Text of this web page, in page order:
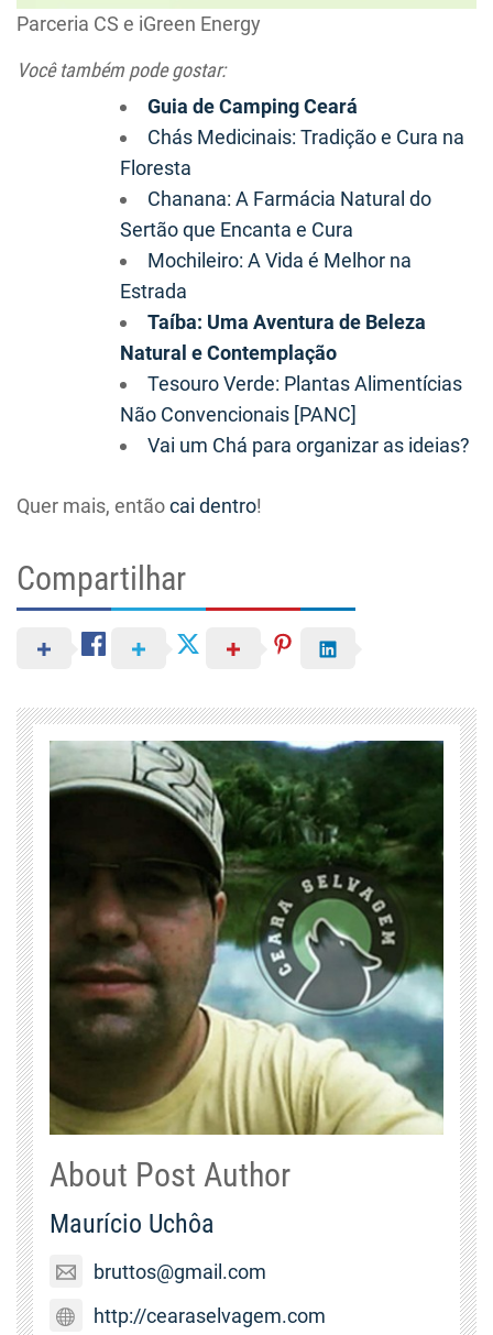
Parceria CS e iGreen Energy
Você também pode gostar:
Guia de Camping Ceará
Chás Medicinais: Tradição e Cura na
Floresta
Chanana: A Farmácia Natural do
Sertão que Encanta e Cura
Mochileiro: A Vida é Melhor na
Estrada
Taíba: Uma Aventura de Beleza
Natural e Contemplação
Tesouro Verde: Plantas Alimentícias
Não Convencionais [PANC]
Vai um Chá para organizar as ideias?
Quer mais, entãocai dentro!
Compartilhar
About Post Author
Maurício Uchôa
bruttos@gmail.com
http://cearaselvagem.com